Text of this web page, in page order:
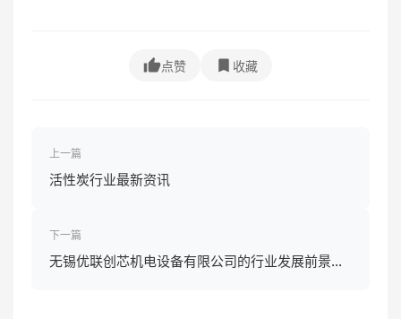
点赞 收藏
上一篇
活性炭行业最新资讯
下一篇
无锡优联创芯机电设备有限公司的行业发展前景怎